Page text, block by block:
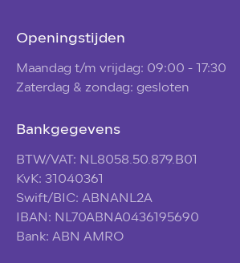
Openingstijden
Maandag t/m vrijdag: 09:00 - 17:30
Zaterdag & zondag: gesloten
Bankgegevens
BTW/VAT: NL8058.50.879.B01
KvK: 31040361
Swift/BIC: ABNANL2A
IBAN: NL70ABNA0436195690
Bank: ABN AMRO